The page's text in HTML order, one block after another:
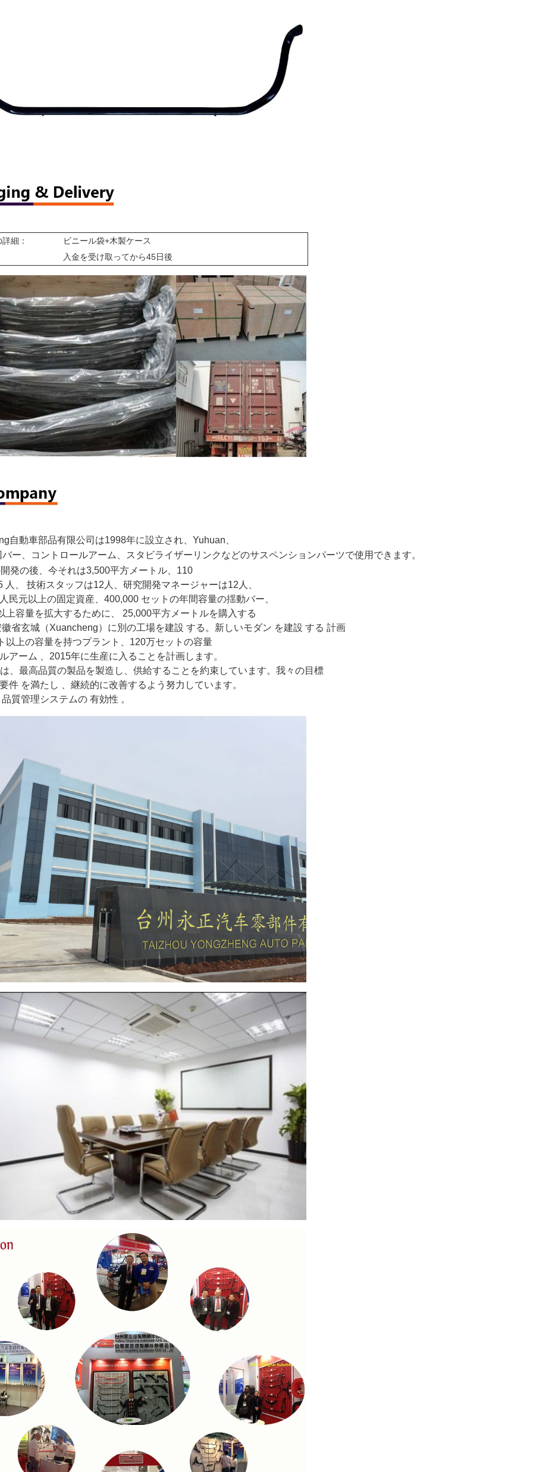
細：
ビニール袋+木製ケース
入金を受け取ってから45日後
自動車部品有限公司は1998年に設立され、Yuhuan、
バー、コントロールアーム、スタビライザーリンクなどのサスペンションパーツで使用できます。
発の後、今それは3,500平方メートル、110
人、
技術スタッフは12人、研究開発マネージャーは12人、
民元以上の固定資産、400,000 セットの年間容量の揺動バー、
上容量を拡大するために、
25,000平方メートルを購入する
省玄城（Xuancheng）に別の工場を建設 する。新しいモダン を建設 する 計画
以上の容量を持つプラント、120万セットの容量
アーム
、2015年に生産に入ることを計画します。
、最高品質の製品を製造し、供給することを約束しています。我々の目標
件 を満たし
、継続的に改善するよう努力しています。
品質管理システムの 有効性 。